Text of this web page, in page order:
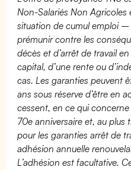
Non-Salariés Non Agricoles
situation de cumul emploi
prémunir contre les
décès et d’arrêt de travail
capital, d’une rente ou
cas. Les garanties peuvent
ans sous réserve d’être en
cessent, en ce qui
70e anniversaire et, au plus
pour les garanties arrêt de
adhésion annuelle
L’adhésion est facultative.